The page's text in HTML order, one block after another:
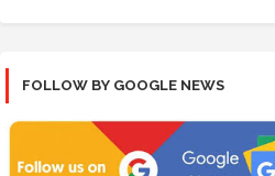
FOLLOW BY GOOGLE NEWS